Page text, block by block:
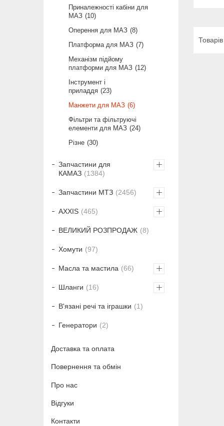
Приналежності кабіни для
МАЗ
10
Оперення для МАЗ 8
Платформа для МАЗ 7
Механізм підйому
платформи для МАЗ
12
Інструмент і
приладдя
23
Манжети для МАЗ 6
Фільтри та фільтруючі
елементи для МАЗ
24
Різне 30
Запчастини для
КАМАЗ
1384
Запчастини МТЗ 2456
AXXIS 465
ВЕЛИКИЙ РОЗПРОДАЖ 8
Хомути 97
Масла та мастила 66
Шланги 16
В'язані речі та іграшки 1
Генератори 2
Доставка та оплата
Повернення та обмін
Про нас
Відгуки
Контакти